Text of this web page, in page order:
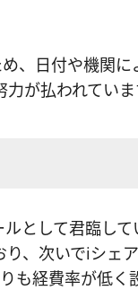
、日付や機関に
が払われていま
として君臨して
、次いでiシェア
も経費率が低く